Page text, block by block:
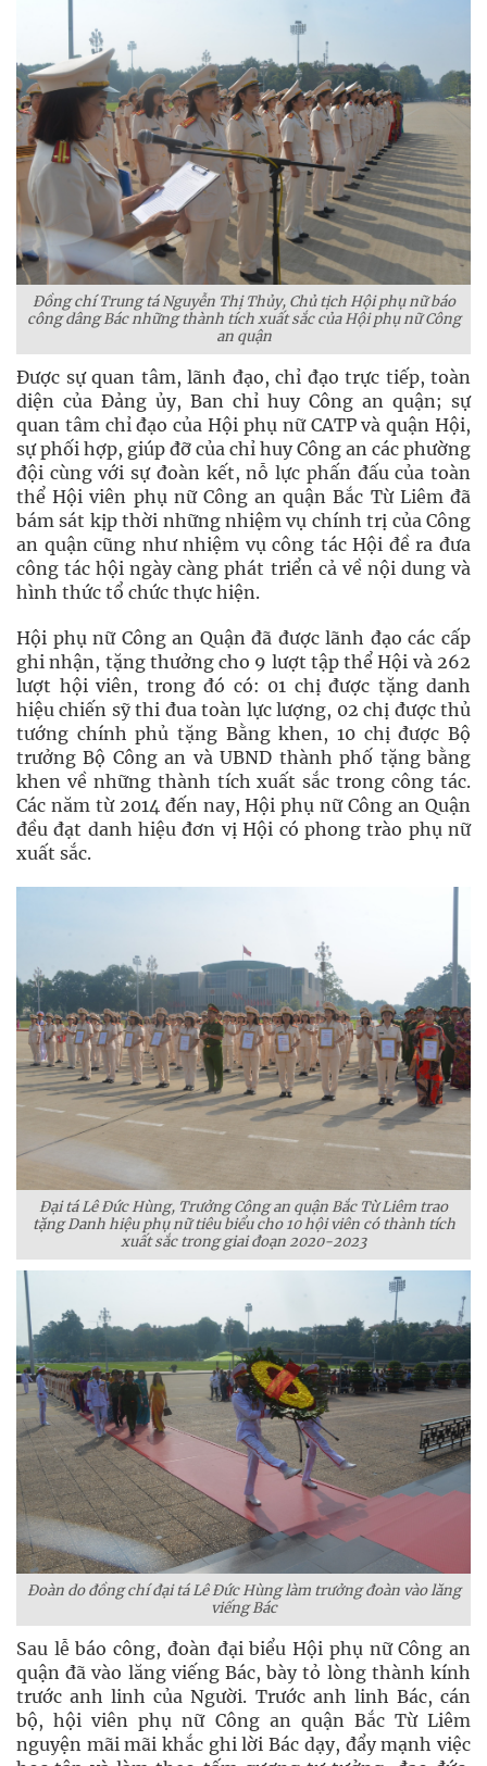
Đồng chí Trung tá Nguyễn Thị Thủy, Chủ tịch Hội phụ nữ báo
công dâng Bác những thành tích xuất sắc của Hội phụ nữ Công
an quận
Được sự quan tâm, lãnh đạo, chỉ đạo trực tiếp, toàn
diện của Đảng ủy, Ban chỉ huy Công an quận; sự
quan tâm chỉ đạo của Hội phụ nữ CATP và quận Hội,
sự phối hợp, giúp đỡ của chỉ huy Công an các phường
đội cùng với sự đoàn kết, nỗ lực phấn đấu của toàn
thể Hội viên phụ nữ Công an quận Bắc Từ Liêm đã
bám sát kịp thời những nhiệm vụ chính trị của Công
an quận cũng như nhiệm vụ công tác Hội đề ra đưa
công tác hội ngày càng phát triển cả về nội dung và
hình thức tổ chức thực hiện.
Hội phụ nữ Công an Quận đã được lãnh đạo các cấp
ghi nhận, tặng thưởng cho 9 lượt tập thể Hội và 262
lượt hội viên, trong đó có: 01 chị được tặng danh
hiệu chiến sỹ thi đua toàn lực lượng, 02 chị được thủ
tướng chính phủ tặng Bằng khen, 10 chị được Bộ
trưởng Bộ Công an và UBND thành phố tặng bằng
khen về những thành tích xuất sắc trong công tác.
Các năm từ 2014 đến nay, Hội phụ nữ Công an Quận
đều đạt danh hiệu đơn vị Hội có phong trào phụ nữ
xuất sắc.
Đại tá Lê Đức Hùng, Trưởng Công an quận Bắc Từ Liêm trao
tặng Danh hiệu phụ nữ tiêu biểu cho 10 hội viên có thành tích
xuất sắc trong giai đoạn 2020-2023
Đoàn do đồng chí đại tá Lê Đức Hùng làm trưởng đoàn vào lăng
viếng Bác
Sau lễ báo công, đoàn đại biểu Hội phụ nữ Công an
quận đã vào lăng viếng Bác, bày tỏ lòng thành kính
trước anh linh của Người. Trước anh linh Bác, cán
bộ, hội viên phụ nữ Công an quận Bắc Từ Liêm
nguyện mãi mãi khắc ghi lời Bác dạy, đẩy mạnh việc